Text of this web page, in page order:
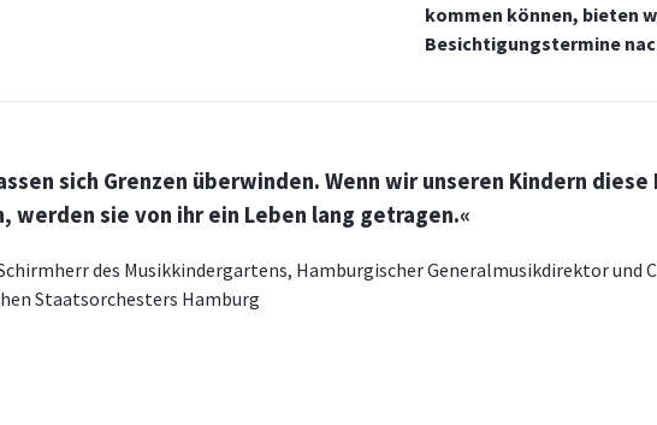
kommen können, bieten
Besichtigungstermine
sich Grenzen überwinden. Wenn wir unseren Kindern diese
werden sie von ihr ein Leben lang getragen.«
des Musikkindergartens, Hamburgischer Generalmusikdirektor und
Staatsorchesters Hamburg